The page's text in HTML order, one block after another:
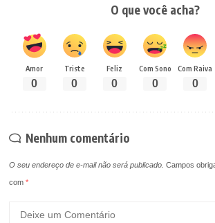
O que você acha?
Amor
0
Triste
0
Feliz
0
Com Sono
0
Com Raiva
0
Nenhum comentário
O seu endereço de e-mail não será publicado. Campos
com*